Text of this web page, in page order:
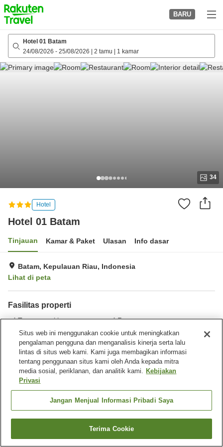
to
top
page
BARU
Hotel 01 Batam
24/08/2026 - 25/08/2026 2 tamu 1 kamar
34
Hotel
Hotel 01 Batam
Tinjauan Kamar & Paket Ulasan Info dasar
Batam, Kepulauan Riau, Indonesia
Lihat di peta
Fasilitas properti
Tempat parkir
Restoran
Brankas
Cuci kering
Beranda Indonesia Kepulauan Riau
Batam
Hotel 01 Batam
Cari kamar
Situs web ini menggunakan cookie untuk meningkatkan
pengalaman pengguna dan menganalisis kinerja serta lalu
lintas di situs web kami. Kami juga membagikan informasi
tentang penggunaan situs kami oleh Anda kepada mitra
media sosial, periklanan, dan analitik kami. Kebijakan
Privasi
Jangan Menjual Informasi Pribadi Saya
Terima Cookie